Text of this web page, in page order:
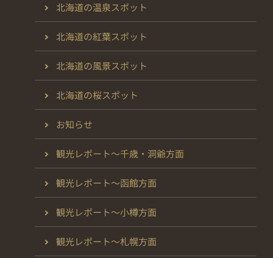
北海道の温泉スポット
北海道の紅葉スポット
北海道の風景スポット
北海道の桜スポット
お知らせ
観光レポート～千歳・洞爺方面
観光レポート～函館方面
観光レポート～小樽方面
観光レポート～札幌方面